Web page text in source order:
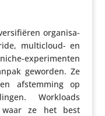
orga­ni­sa­
multi­cloud- en
expe­ri­menten
geworden. Ze
afstem­ming op
Workloads
ze het best